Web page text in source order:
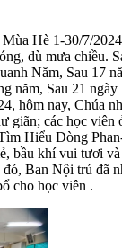
Hè 1-30/7/
dù mưa chiều.
Năm, Sau 17
năm, Sau 21
hôm nay, Chúa
giãn; các học viên
Hiểu Dòng
bầu khí vui tươi
Ban Nội trú đã
cho học viên .